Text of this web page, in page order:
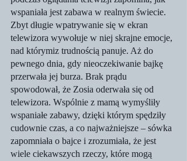
wspaniała jest zabawa w realnym świecie.
Zbyt długie wpatrywanie się w ekran
telewizora wywołuje w niej skrajne emocje,
nad którymiz trudnością panuje. Aż do
pewnego dnia, gdy nieoczekiwanie bajkę
przerwała jej burza. Brak prądu
spowodował, że Zosia oderwała się od
telewizora. Wspólnie z mamą wymyśliły
wspaniałe zabawy, dzięki którym spędziły
cudownie czas, a co najważniejsze – sówka
zapomniała o bajce i zrozumiała, że jest
wiele ciekawszych rzeczy, które mogą